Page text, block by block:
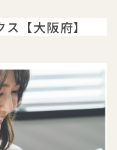
【大阪府】